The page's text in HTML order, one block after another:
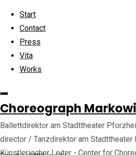
Skip to content
Start
Contact
Press
Vita
Works
Choreograph
Ballettdirektor am Stadttheater
director / Tanzdirektor am
Künstlerischer Leiter - Center for
MARKOWITZ
slide-
slide-